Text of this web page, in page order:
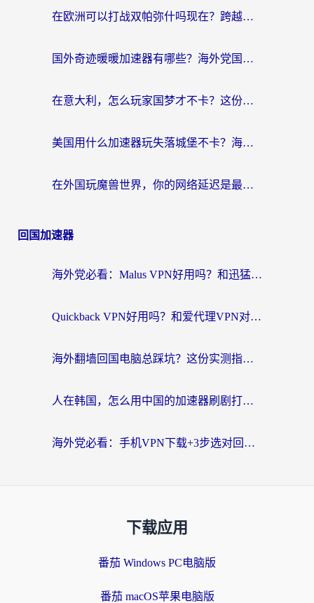
在欧洲可以打战双帕弥什吗现在？跨越延迟墙的实战指南
国外奇迹暖暖加速器有哪些？海外党国服游戏畅玩终极指南（附亲测推荐）
在意大利，怎么玩家国梦才不卡？这份终极加速指南请收好
美国用什么加速器玩失落城堡不卡？海外党亲测有效的国服游戏加速指南
在外国玩魔兽世界，你的网络延迟是最大的敌人
回国加速器
海外党必看：Malus VPN好用吗？和迅猛兔VPN对比哪个回国效果更好？附真实体验与避坑指南
Quickback VPN好用吗？和爱代理VPN对比哪个回国效果更好？
海外翻墙回国电脑总踩坑？这份实测指南帮你选对加速器（附ChickCNinitapMalus对比）
人在韩国，怎么用中国的加速器刷剧打游戏？这份真实体验指南给你答案
海外党必看：手机VPN下载+3步选对回国加速器，无缝刷国内资源不再愁
下载应用
番茄 Windows PC电脑版
番茄 macOS苹果电脑版